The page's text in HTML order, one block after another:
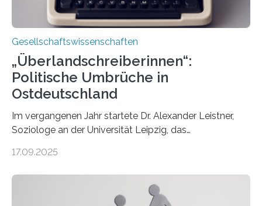
Gesellschaftswissenschaften
„Überlandschreiberinnen“:
Politische Umbrüche in
Ostdeutschland
Im vergangenen Jahr startete Dr. Alexander Leistner,
Soziologe an der Universität Leipzig, das
across the Country“. Nun ist das „Projektbuch“
Schriftstellerinnen Manja Präkels, Tina Pruschmann und
Barbara Thériault. Es trägt den Titel
17.09.2025